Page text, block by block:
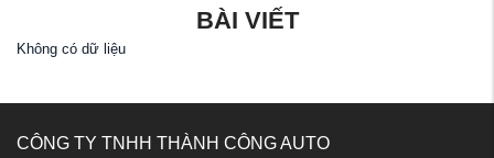
BÀI VIẾT
Không có dữ liệu
CÔNG TY TNHH THÀNH CÔNG AUTO